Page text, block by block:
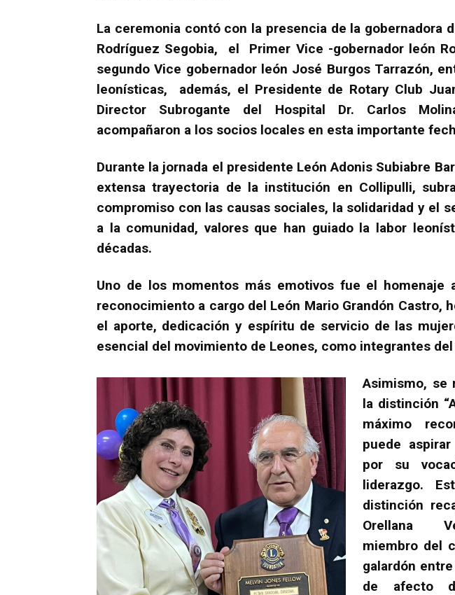
La ceremonia contó con la presencia de la gobernadora
Rodríguez Segobia, el Primer Vice -gobernador león
segundo Vice gobernador león José Burgos Tarrazón,
leonísticas, además, el Presidente de Rotary Club
Director Subrogante del Hospital Dr. Carlos
acompañaron a los socios locales en esta importante
Durante la jornada el presidente León Adonis Subiabre
extensa trayectoria de la institución en Collipulli,
compromiso con las causas sociales, la solidaridad y el
a la comunidad, valores que han guiado la labor
décadas.
Uno de los momentos más emotivos fue el homenaje
reconocimiento a cargo del León Mario Grandón Castro,
el aporte, dedicación y espíritu de servicio de las
esencial del movimiento de Leones, como integrantes
Asimismo, se
la distinción
máximo
puede
por su
liderazgo.
distinción
Orellana
miembro del
galardón
de afecto